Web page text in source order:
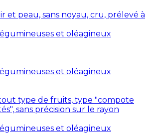
et peau, sans noyau, cru, prélevé à
et oléagineux
et oléagineux
type de fruits, type "compote
sans précision sur le rayon
et oléagineux